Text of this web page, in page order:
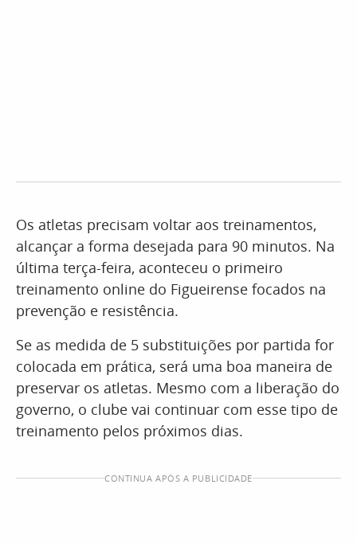
Os atletas precisam voltar aos treinamentos,
alcançar a forma desejada para 90 minutos. Na
última terça-feira, aconteceu o primeiro
treinamento online do Figueirense focados na
prevenção e resistência.
Se as medida de 5 substituições por partida for
colocada em prática, será uma boa maneira de
preservar os atletas. Mesmo com a liberação do
governo, o clube vai continuar com esse tipo de
treinamento pelos próximos dias.
CONTINUA APÓS A PUBLICIDADE